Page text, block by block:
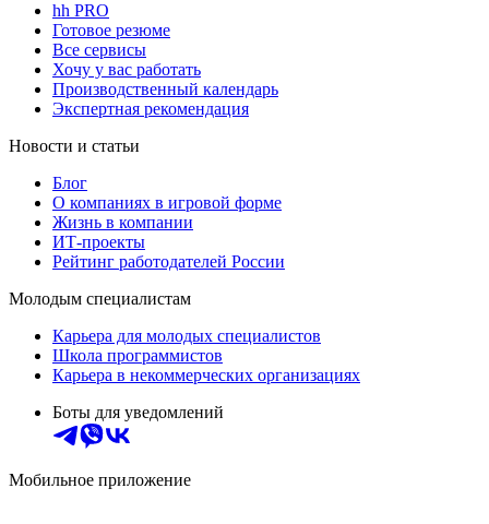
hh PRO
Готовое резюме
Все сервисы
Хочу у вас работать
Производственный календарь
Экспертная рекомендация
Новости и статьи
Блог
О компаниях в игровой форме
Жизнь в компании
ИТ-проекты
Рейтинг работодателей России
Молодым специалистам
Карьера для молодых специалистов
Школа программистов
Карьера в некоммерческих организациях
Боты для уведомлений
Мобильное приложение